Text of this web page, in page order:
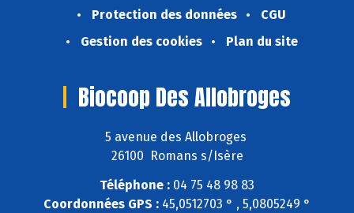
Protection des données
CGU
Gestion des cookies
Plan du site
Biocoop Des Allobroges
5 avenue des Allobroges
26100 Romans s/Isère
Téléphone : 04 75 48 98 83
Coordonnées GPS : 45,0512703 ° , 5,0805249 °